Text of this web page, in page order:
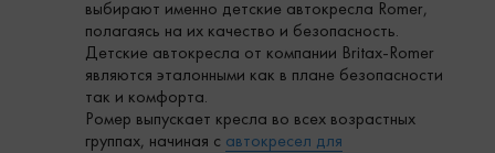
выбирают именно детские автокресла Romer,
полагаясь на их качество и безопасность.
Детские автокресла от компании Britax-Romer
являются эталонными как в плане безопасности
так и комфорта.
Ромер выпускает кресла во всех возрастных
группах, начиная с автокресел для